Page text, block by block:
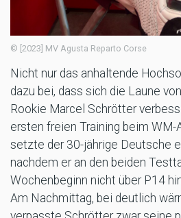
© [2023] MV Agusta Reparto Corse
Nicht nur das anhaltende
dazu bei, dass sich die Laune
Rookie Marcel Schrötter
ersten freien Training beim
setzte der 30-jährige Deutsche
nachdem er an den beiden
Wochenbeginn nicht über P14
Am Nachmittag, bei deutlich